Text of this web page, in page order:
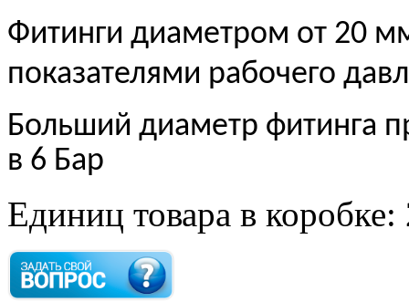
Фитинги диаметром от 20
показателями рабочего
Больший диаметр фитинга
в 6 Бар
Единиц товара в